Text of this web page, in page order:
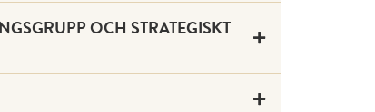
OCH STRATEGISKT